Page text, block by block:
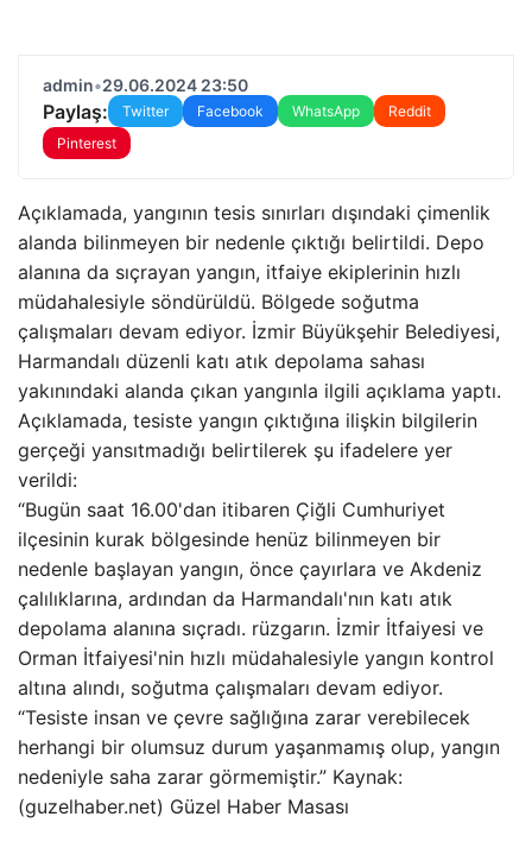
admin•29.06.2024 23:50
Paylaş: Twitter Facebook WhatsApp
Reddit
Pinterest
Açıklamada, yangının tesis sınırları dışındaki çimenlik
alanda bilinmeyen bir nedenle çıktığı belirtildi. Depo
alanına da sıçrayan yangın, itfaiye ekiplerinin hızlı
müdahalesiyle söndürüldü. Bölgede soğutma
çalışmaları devam ediyor. İzmir Büyükşehir Belediyesi,
Harmandalı düzenli katı atık depolama sahası
yakınındaki alanda çıkan yangınla ilgili açıklama yaptı.
Açıklamada, tesiste yangın çıktığına ilişkin bilgilerin
gerçeği yansıtmadığı belirtilerek şu ifadelere yer
verildi:
“Bugün saat 16.00'dan itibaren Çiğli Cumhuriyet
ilçesinin kurak bölgesinde henüz bilinmeyen bir
nedenle başlayan yangın, önce çayırlara ve Akdeniz
çalılıklarına, ardından da Harmandalı'nın katı atık
depolama alanına sıçradı. rüzgarın. İzmir İtfaiyesi ve
Orman İtfaiyesi'nin hızlı müdahalesiyle yangın kontrol
altına alındı, soğutma çalışmaları devam ediyor.
“Tesiste insan ve çevre sağlığına zarar verebilecek
herhangi bir olumsuz durum yaşanmamış olup, yangın
nedeniyle saha zarar görmemiştir.” Kaynak:
(guzelhaber.net) Güzel Haber Masası